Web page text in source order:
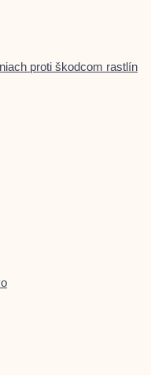
proti škodcom rastlín